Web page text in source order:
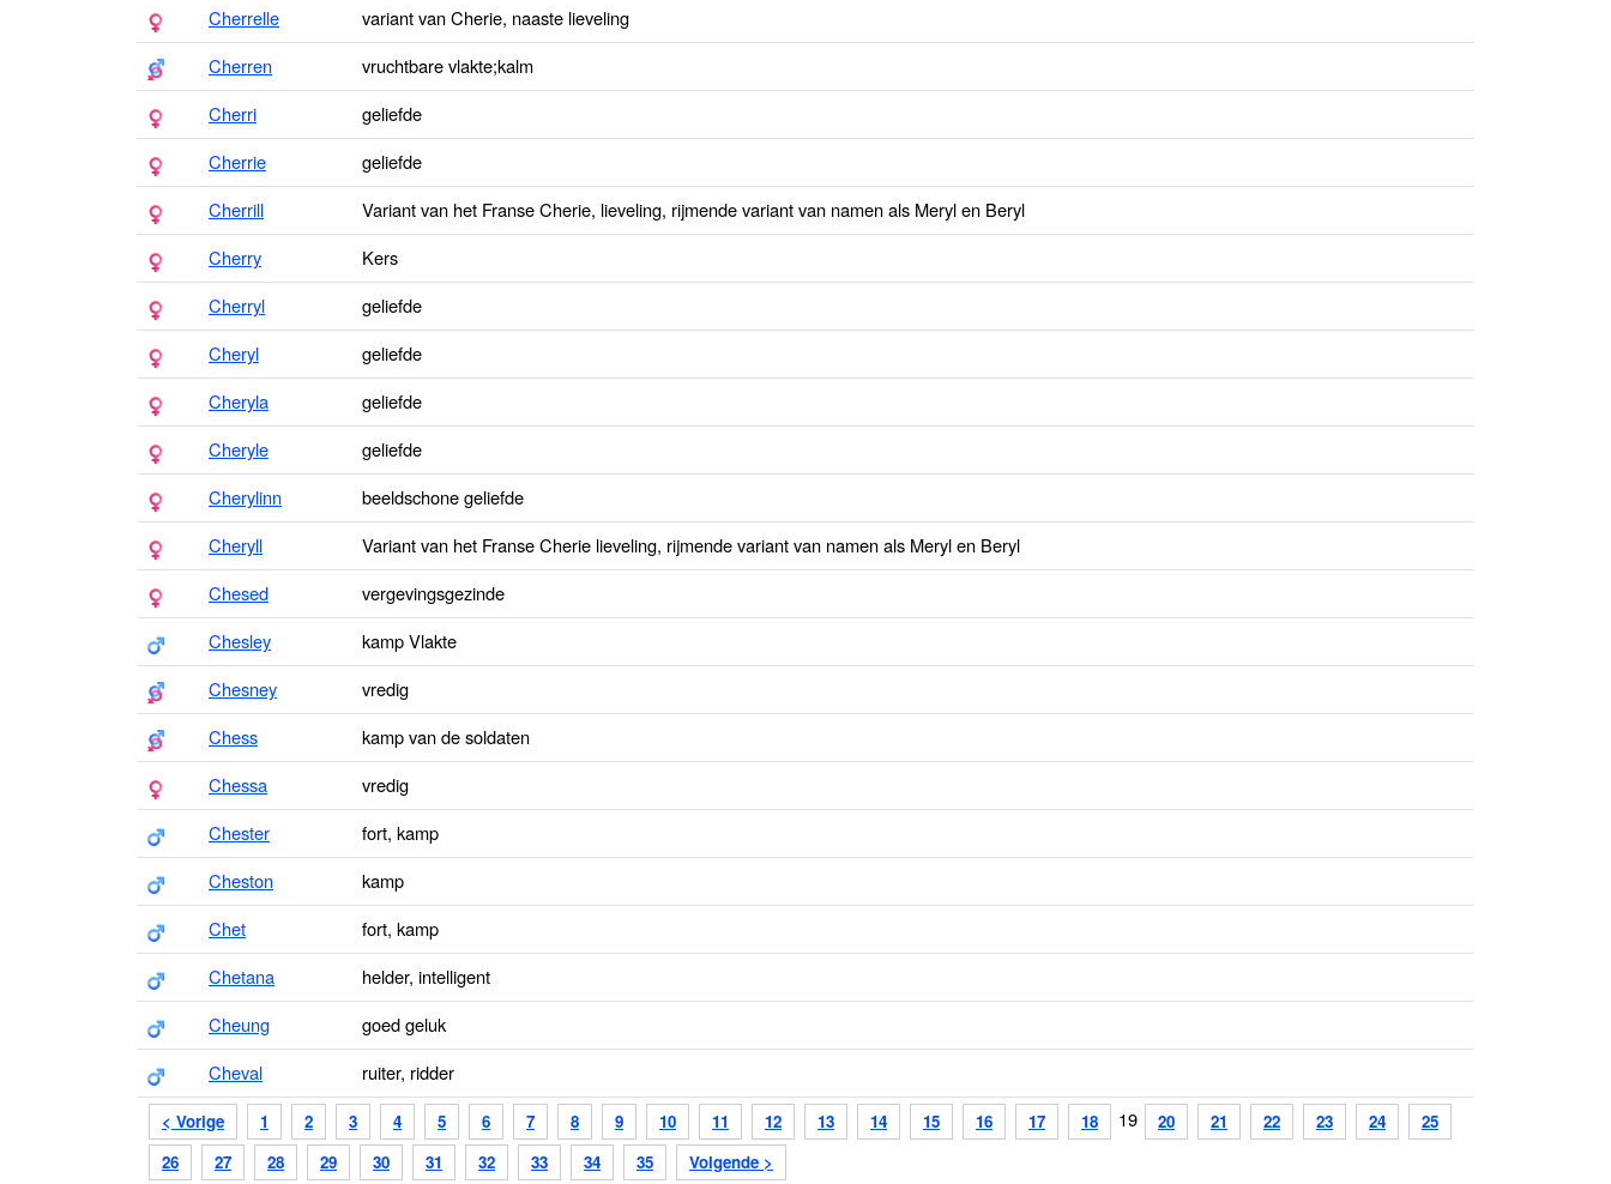
< Vorige 1 2 3 4 5 6 7 8 9 10 11 12 13 14 15 16 17 18 19 20 21 22 23 24
25
26
27 28 29 30 31 32 33 34 35 Volgende >
Cherrelle
variant van Cherie, naaste lieveling
Cherren
vruchtbare vlakte;kalm
Cherri
geliefde
Cherrie
geliefde
Cherrill
Variant van het Franse Cherie, lieveling, rijmende variant van namen als Meryl en Beryl
Cherry
Kers
Cherryl
geliefde
Cheryl
geliefde
Cheryla
geliefde
Cheryle
geliefde
Cherylinn
beeldschone geliefde
Cheryll
Variant van het Franse Cherie lieveling, rijmende variant van namen als Meryl en Beryl
Chesed
vergevingsgezinde
Chesley
kamp Vlakte
Chesney
vredig
Chess
kamp van de soldaten
Chessa
vredig
Chester
fort, kamp
Cheston
kamp
Chet
fort, kamp
Chetana
helder, intelligent
Cheung
goed geluk
Cheval
ruiter, ridder